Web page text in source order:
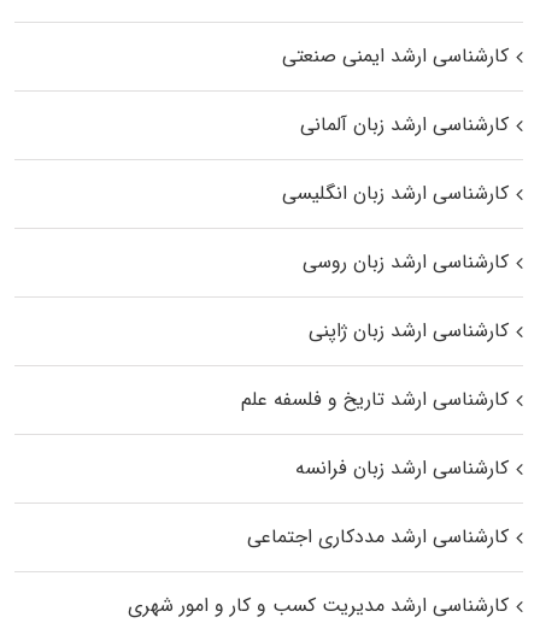
کارشناسی ارشد ایمنی صنعتی
کارشناسی ارشد زبان آلمانی
کارشناسی ارشد زبان انگلیسی
کارشناسی ارشد زبان روسی
کارشناسی ارشد زبان ژاپنی
کارشناسی ارشد تاریخ و فلسفه علم
کارشناسی ارشد زبان فرانسه
کارشناسی ارشد مددکاری اجتماعی
کارشناسی ارشد مدیریت کسب و کار و امور شهری